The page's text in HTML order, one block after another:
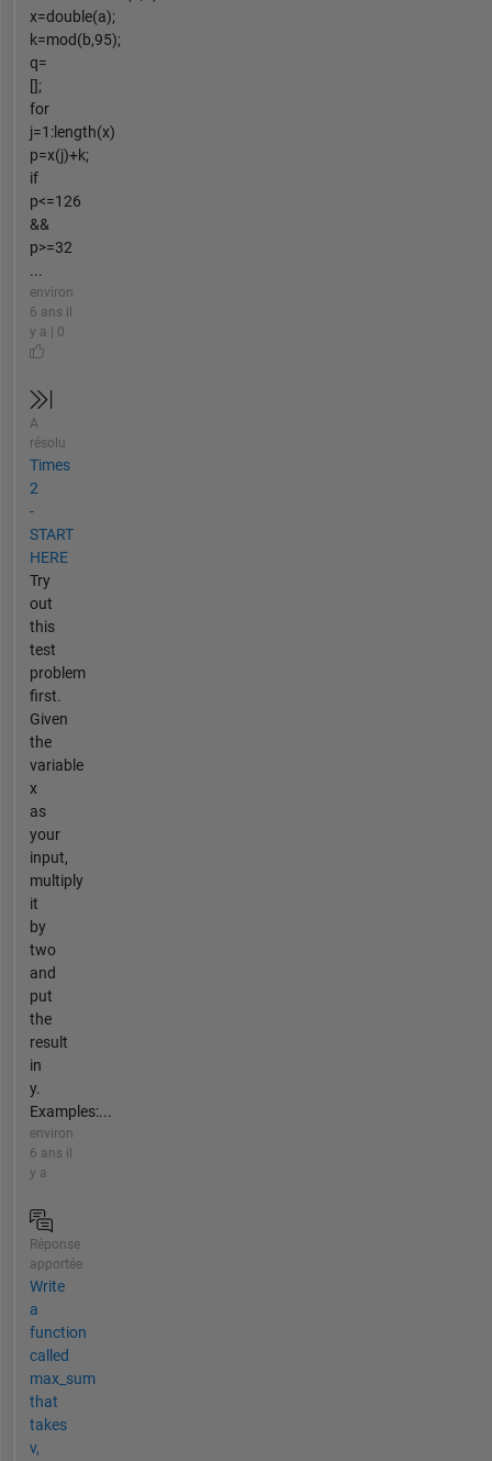
x=double(a);
k=mod(b,95);
q=
[];
for
j=1:length(x)
p=x(j)+k;
if
p<=126
&&
p>=32
...
environ
6 ans il
y a | 0
A
résolu
Times
2
-
START
HERE
Try
out
this
test
problem
first.
Given
the
variable
x
as
your
input,
multiply
it
by
two
and
put
the
result
in
y.
Examples:...
environ
6 ans il
y a
Réponse
apportée
Write
a
function
called
max_sum
that
takes
v,